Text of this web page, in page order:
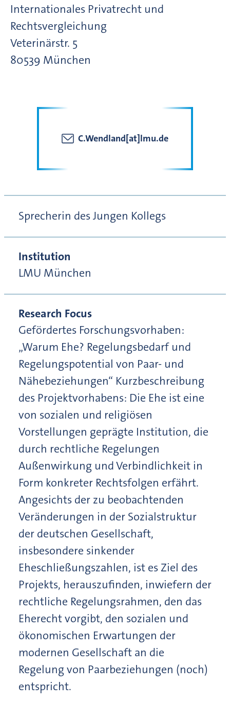
Internationales Privatrecht und
Rechtsvergleichung
Veterinärstr. 5
80539 München
C.Wendland[at]lmu.de
Sprecherin des Jungen Kollegs
Institution
LMU München
Research Focus
Gefördertes Forschungsvorhaben:
„Warum Ehe? Regelungsbedarf und
Regelungspotential von Paar- und
Nähebeziehungen“ Kurzbeschreibung
des Projektvorhabens: Die Ehe ist eine
von sozialen und religiösen
Vorstellungen geprägte Institution, die
durch rechtliche Regelungen
Außenwirkung und Verbindlichkeit in
Form konkreter Rechtsfolgen erfährt.
Angesichts der zu beobachtenden
Veränderungen in der Sozialstruktur
der deutschen Gesellschaft,
insbesondere sinkender
Eheschließungszahlen, ist es Ziel des
Projekts, herauszufinden, inwiefern der
rechtliche Regelungsrahmen, den das
Eherecht vorgibt, den sozialen und
ökonomischen Erwartungen der
modernen Gesellschaft an die
Regelung von Paarbeziehungen (noch)
entspricht.